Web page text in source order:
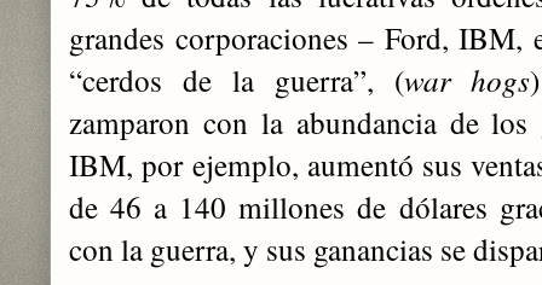
grandes corporaciones – Ford, IBM,
“cerdos de la guerra”, (war hogs
zamparon con la abundancia de
IBM, por ejemplo, aumentó sus
de 46 a 140 millones de dólares
con la guerra, y sus ganancias se